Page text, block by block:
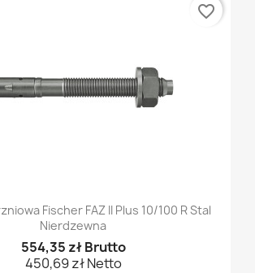
Fischer FAZ II Plus 10/100 R Stal
Nierdzewna
554,35 zł Brutto
450,69 zł Netto
favorite_border